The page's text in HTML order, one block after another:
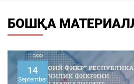
БОШҚА
14
September